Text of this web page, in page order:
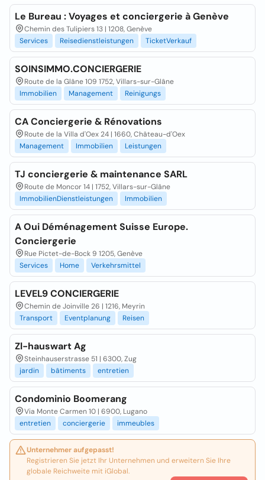
Le Bureau : Voyages et conciergerie à Genève
Chemin des Tulipiers 13 | 1208, Genève
Services
Reisedienstleistungen TicketVerkauf
SOINSIMMO.CONCIERGERIE
Route de la Glâne 109 1752, Villars-sur-Glâne
Immobilien
Management Reinigungs
CA Conciergerie & Rénovations
Route de la Villa d'Oex 24 | 1660, Château-d'Oex
Management
Immobilien Leistungen
TJ conciergerie & maintenance SARL
Route de Moncor 14 | 1752, Villars-sur-Glâne
ImmobilienDienstleistungen
Immobilien
A Oui Déménagement Suisse Europe.
Conciergerie
Rue Pictet-de-Bock 9 1205, Genève
Services
Home Verkehrsmittel
LEVEL9 CONCIERGERIE
Chemin de Joinville 26 | 1216, Meyrin
Transport
Eventplanung Reisen
Zl-hauswart Ag
Steinhauserstrasse 51 | 6300, Zug
jardin
bâtiments entretien
Condominio Boomerang
Via Monte Carmen 10 | 6900, Lugano
entretien
conciergerie immeubles
Unternehmer aufgepasst!
Registrieren Sie jetzt Ihr Unternehmen und erweitern Sie Ihre
globale Reichweite mit iGlobal.